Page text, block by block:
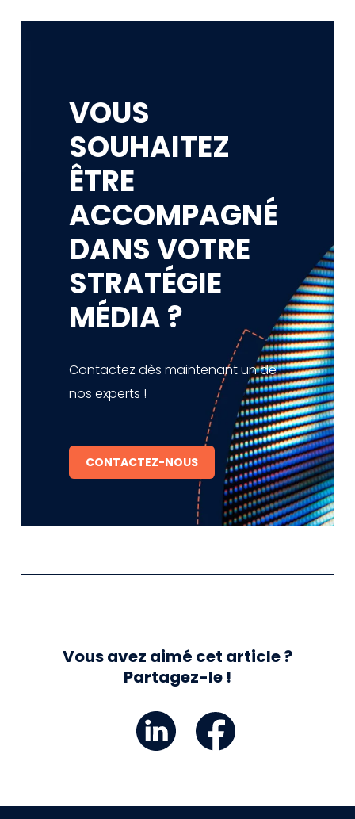
VOUS
SOUHAITEZ
ÊTRE
ACCOMPAGNÉ
DANS VOTRE
STRATÉGIE
MÉDIA ?
Contactez dès maintenant un de
nos experts !
CONTACTEZ-NOUS
Vous avez aimé cet article ?
Partagez-le !